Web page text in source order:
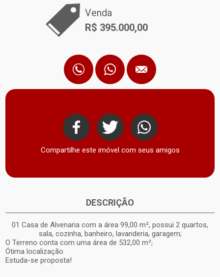
Venda
R$ 395.000,00
Compartilhe este imóvel com seus amigos
DESCRIÇÃO
01 Casa de Alvenaria com a área 99,00 m², possui 2 quartos,
sala, cozinha, banheiro, lavanderia, garagem;
O Terreno conta com uma área de 532,00 m²;
Ótima localização
Estuda-se proposta!